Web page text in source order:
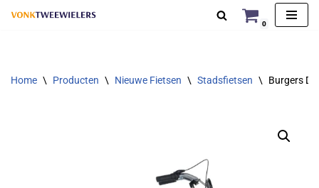
de
0
Home \ Producten \ Nieuwe Fietsen \ Stadsfietsen \ Burgers